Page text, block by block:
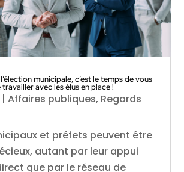
municipale, c’est le temps de vous
avec les élus en place !
|Affaires publiques, Regards
et préfets peuvent être
autant par leur appui
que par le réseau de